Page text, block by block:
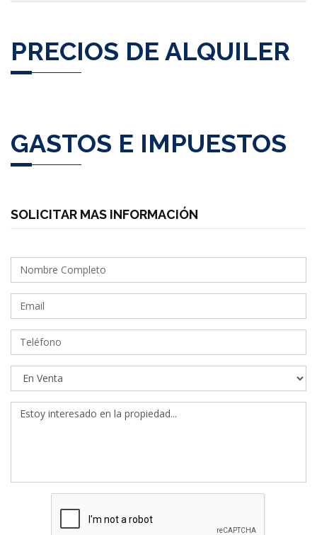
PRECIOS DE ALQUILER
GASTOS E IMPUESTOS
SOLICITAR MAS INFORMACIÓN